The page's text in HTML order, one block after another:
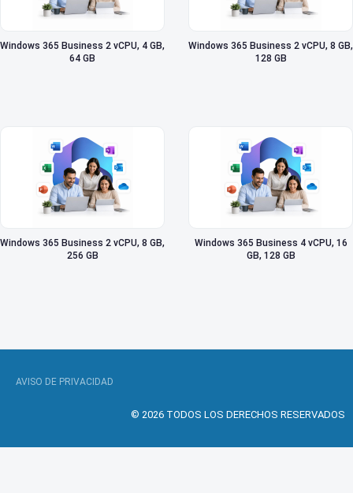
Windows 365 Business 2 vCPU, 4 GB,
64 GB
Windows 365 Business 2 vCPU, 8 GB,
128 GB
Windows 365 Business 2 vCPU, 8 GB,
256 GB
Windows 365 Business 4 vCPU, 16
GB, 128 GB
AVISO DE PRIVACIDAD
© 2026 TODOS LOS DERECHOS RESERVADOS